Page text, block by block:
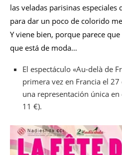
las veladas parisinas especiales
para dar un poco de colorido
Y viene bien, porque parece
que está de moda…
El espectáculo «Au-delà de
primera vez en Francia el
una representación única
11 €).